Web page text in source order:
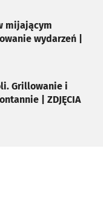
mijającym
wydarzeń |
Grillowanie i
| ZDJĘCIA